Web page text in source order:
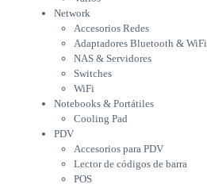
Switches
WiFi
Notebooks & Portátiles
Cargador para notebook
Cooling Pad
PDV
Accesorios para PDV
Lector de códigos de barra
POS
Seguridad
Accesorios CCTV
Network
Accesorios Redes
Adaptadores Bluetooth & WiFi
NAS & Servidores
Switches
WiFi
Notebooks & Portátiles
Cooling Pad
PDV
Accesorios para PDV
Lector de códigos de barra
POS